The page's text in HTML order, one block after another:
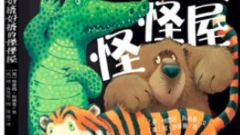
Add to
wishlist